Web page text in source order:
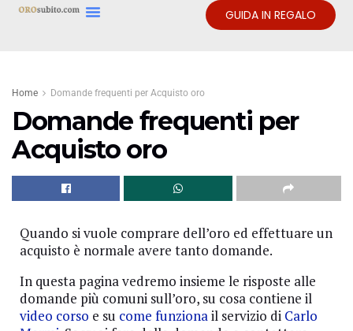
GUIDA IN REGALO
Home Domande frequenti per Acquisto oro
Domande frequenti per
Acquisto oro
Quando si vuole comprare dell’oro ed effettuare un
acquisto è normale avere tanto domande.
In questa pagina vedremo insieme le risposte alle
domande più comuni sull’oro, su cosa contiene il
video corso e su come funzionail servizio di Carlo